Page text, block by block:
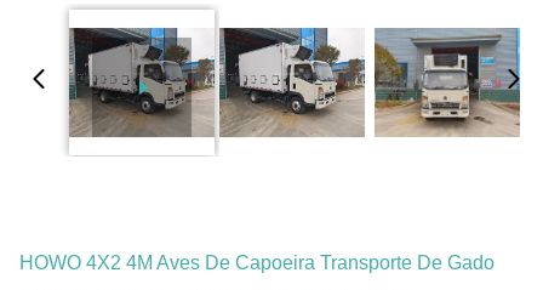
HOWO 4X2 4M Aves De Capoeira Transporte De Gado